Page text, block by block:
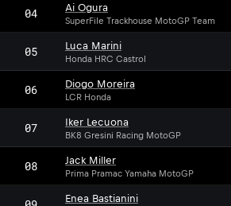
04 Ai Ogura
SuperFile Trackhouse MotoGP Team
05 Luca Marini
Honda HRC Castrol
06 Diogo Moreira
LCR Honda
07 Iker Lecuona
BK8 Gresini Racing MotoGP
08 Jack Miller
Prima Pramac Yamaha MotoGP
Enea Bastianini